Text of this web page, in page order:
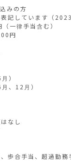
みの方
記しています（2023
一律手当含む）
円
）
、12月）
なし
歩合手当、超過勤務